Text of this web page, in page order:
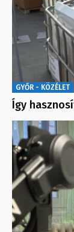
GYŐR - KÖZÉLET
Így